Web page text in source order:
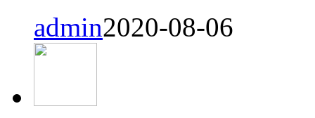
admin2020-08-06